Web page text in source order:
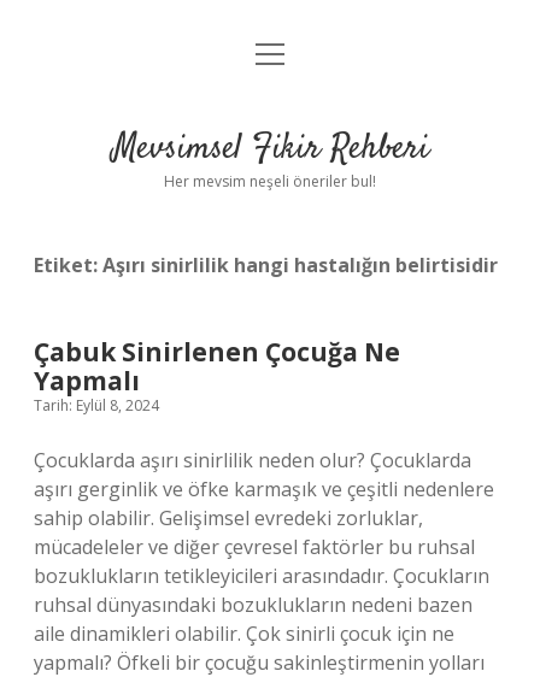
Anasayfa
Yasal Uyarı
menüyü
Mevsimsel Fikir Rehberi
Her mevsim neşeli öneriler bul!
Etiket:Aşırı sinirlilik hangi hastalığın belirtisidir
Çabuk Sinirlenen Çocuğa Ne
Yapmalı
Tarih: Eylül 8, 2024
Çocuklarda aşırı sinirlilik neden olur? Çocuklarda
aşırı gerginlik ve öfke karmaşık ve çeşitli nedenlere
sahip olabilir. Gelişimsel evredeki zorluklar,
mücadeleler ve diğer çevresel faktörler bu ruhsal
bozuklukların tetikleyicileri arasındadır. Çocukların
ruhsal dünyasındaki bozuklukların nedeni bazen
aile dinamikleri olabilir. Çok sinirli çocuk için ne
yapmalı? Öfkeli bir çocuğu sakinleştirmenin yolları